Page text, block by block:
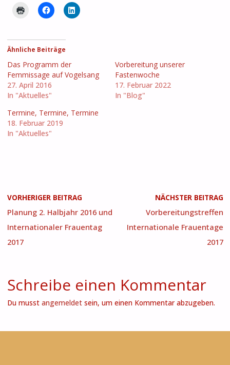
Ähnliche Beiträge
Das Programm der
Femmissage auf Vogelsang
27. April 2016
In "Aktuelles"
Vorbereitung unserer
Fastenwoche
17. Februar 2022
In "Blog"
Termine, Termine, Termine
18. Februar 2019
In "Aktuelles"
VORHERIGER BEITRAG
Planung 2. Halbjahr 2016 und
Internationaler Frauentag
2017
NÄCHSTER BEITRAG
Vorbereitungstreffen
Internationale Frauentage
2017
Schreibe einen Kommentar
Du musst angemeldetsein, um einen Kommentar abzugeben.